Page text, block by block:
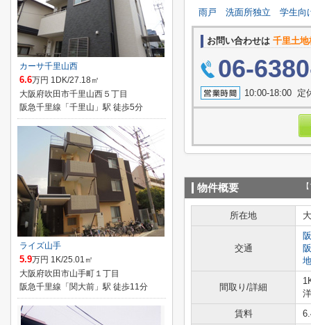
雨戸 洗面所独立 学生向
お問い合わせは 千里土
06-
10:00-18:00 定
物件概要
所在地
交通
間取り/詳細
賃料
カーサ千里山西
6.6万円 1DK/27.18㎡
大阪府吹田市千里山西５丁目
阪急千里線「千里山」駅 徒歩5分
ライズ山手
5.9万円 1K/25.01㎡
大阪府吹田市山手町１丁目
阪急千里線「関大前」駅 徒歩11分